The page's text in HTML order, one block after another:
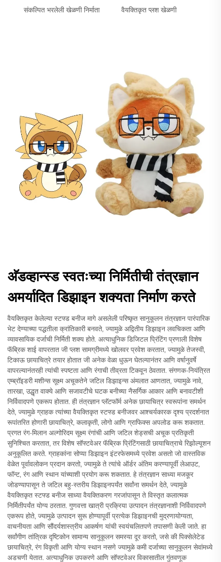
संकल्पित भरलेली खेळणी निर्माता वैयक्तिकृत प्लश खेळणी
अ‍ॅडव्हान्स्ड स्वतःच्या निर्मितीची तंत्रज्ञान
अमर्यादित डिझाइन शक्यता निर्माण करते
वैयक्तिकृत केलेल्या स्टफ्ड बनीज मागे असलेली परिष्कृत सानुकूलन तंत्रज्ञान पारंपारिक
भेट देण्याच्या पद्धतीला क्रांतिकारी बनवते, ज्यामुळे अद्वितीय डिझाइन लवचिकता आणि
व्यावसायिक दर्जाची निर्मिती शक्य होते. अत्याधुनिक डिजिटल प्रिंटिंग प्रणाली विशेष
फॅब्रिक शाई वापरतात जी प्लश सामग्रीमध्ये खोलवर प्रवेश करतात, ज्यामुळे तेजस्वी,
टिकाऊ छायाचित्रे तयार होतात जी अनेक वेळा धुऊन घेतल्यानंतर आणि वर्षानुवर्षे
वापरल्यानंतरही त्यांची स्पष्टता आणि रंगाची तीव्रता टिकवून ठेवतात. संगणक-नियंत्रित
एम्ब्रॉइडरी मशीन्स सूक्ष्म अचूकतेने जटिल डिझाइन्स अंमलात आणतात, ज्यामुळे नावे,
तारखा, उद्धृत वाक्ये आणि सजावटीचे घटक बनीच्या नैसर्गिक आकार आणि बनावटीशी
निर्विवादपणे एकरूप होतात. ही तंत्रज्ञान प्लॅटफॉर्म अनेक छायाचित्र स्वरूपांना समर्थन
देते, ज्यामुळे ग्राहक त्यांच्या वैयक्तिकृत स्टफ्ड बनीजवर आश्चर्यकारक दृश्य प्रदर्शनात
रूपांतरित होणारी छायाचित्रे, कलाकृती, लोगो आणि ग्राफिक्स अपलोड करू शकतात.
प्रगत रंग-मिलान अल्गोरिदम सूक्ष्म रंगांची आणि जटिल शेड्सची अचूक प्रतिकृती
सुनिश्चित करतात, तर विशेष सॉफ्टवेअर फॅब्रिक प्रिंटिंगसाठी छायाचित्राचे रिझोल्यूशन
अनुकूलित करते. ग्राहकांना सोप्या डिझाइन इंटरफेसमध्ये प्रवेश असतो जो वास्तविक
वेळेत पूर्वावलोकन प्रदान करतो, ज्यामुळे ते त्यांचे ऑर्डर अंतिम करण्यापूर्वी लेआउट,
फॉन्ट, रंग आणि स्थान यांच्याशी प्रयोग करू शकतात. हे तंत्रज्ञान साध्या मजकूर
जोडण्यापासून ते जटिल बहु-स्तरीय डिझाइनपर्यंत सर्वांना समर्थन देते, ज्यामुळे
वैयक्तिकृत स्टफ्ड बनीज साध्या वैयक्तिकरण गरजांपासून ते विस्तृत कलात्मक
निर्मितीपर्यंत योग्य ठरतात. गुणवत्ता खात्री प्रक्रिया उत्पादन तंत्रज्ञानाशी निर्विवादपणे
एकरूप होते, ज्यामुळे उत्पादन सुरू होण्यापूर्वी प्रत्येक डिझाइनची मुद्रणायोग्यता,
वाचनीयता आणि सौंदर्यशास्त्रीय आकर्षण यांची स्वयंचलितपणे तपासणी केली जाते. हा
सर्वांगीण तांत्रिक दृष्टिकोन सामान्य सानुकूलन समस्या दूर करतो, जसे की पिक्सेलेटेड
छायाचित्रे, रंग विकृती आणि योग्य स्थान नसणे ज्यामुळे कमी दर्जाच्या सानुकूलन सेवांमध्ये
अडचणी येतात. अत्याधुनिक उपकरणे आणि सॉफ्टवेअर विकासातील गुंतवणूक